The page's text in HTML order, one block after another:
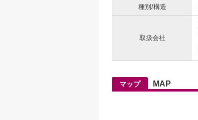
種別/構造
取扱会社
マップ MAP